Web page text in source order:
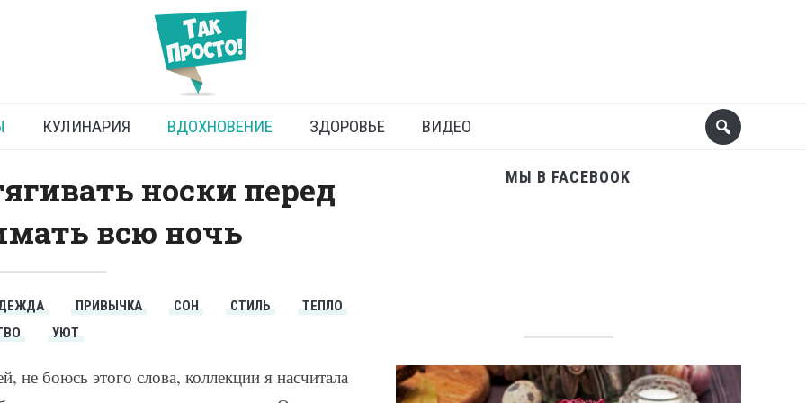
причины, почему
носки перед сном
КУЛИНАРИЯ ВДОХНОВЕНИЕ ЗДОРОВЬЕ ВИДЕО
носки перед
всю ночь
ПРИВЫЧКА СОН СТИЛЬ
ТЕПЛО
УЮТ
боюсь этого слова, коллекции я насчитала
МЫ В FACEBOOK